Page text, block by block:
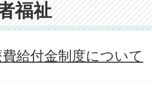
福祉
給付金制度について